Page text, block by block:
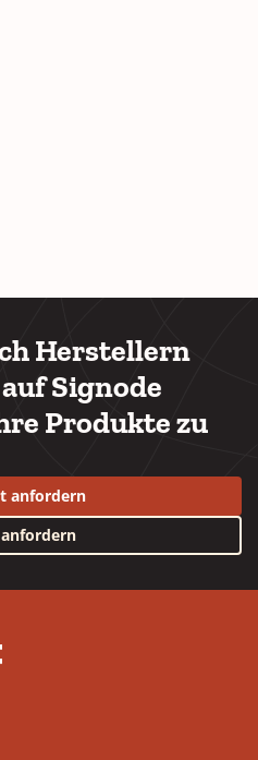
Herstellern
Signode
Produkte zu
anfordern